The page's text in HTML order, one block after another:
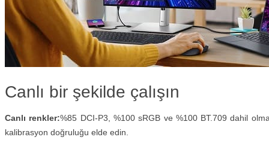
Canlı bir şekilde çalışın
Canlı renkler:%85 DCI-P3, %100 sRGB ve %100 BT.709 dahil
kalibrasyon doğruluğu elde edin.